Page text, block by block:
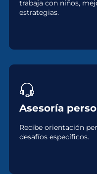
trabaja con niños,
estrategias.
Asesoría
Recibe orientación
desafíos específicos.